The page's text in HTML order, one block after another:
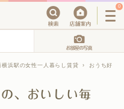
0
横浜駅の女性一人暮らし賃貸 ›
おうち好
、おいしい毎